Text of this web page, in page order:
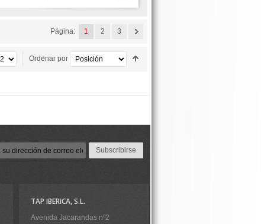
Página: 1 2 3
Ordenar por
Subscribirse
TAP IBERICA, S.L.
Avenida Jacarandas nº2